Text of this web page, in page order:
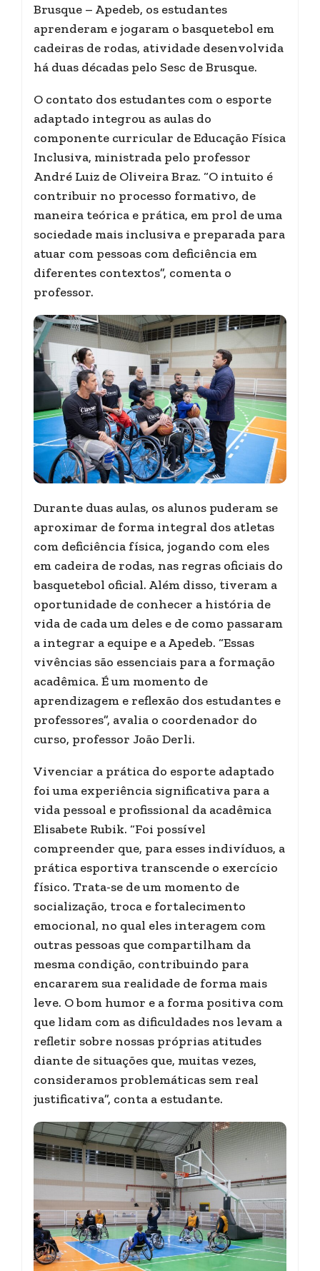
Brusque – Apedeb, os estudantes
aprenderam e jogaram o basquetebol em
cadeiras de rodas, atividade desenvolvida
há duas décadas pelo Sesc de Brusque.
O contato dos estudantes com o esporte
adaptado integrou as aulas do
componente curricular de Educação Física
Inclusiva, ministrada pelo professor
André Luiz de Oliveira Braz. “O intuito é
contribuir no processo formativo, de
maneira teórica e prática, em prol de uma
sociedade mais inclusiva e preparada para
atuar com pessoas com deficiência em
diferentes contextos”, comenta o
professor.
Durante duas aulas, os alunos puderam se
aproximar de forma integral dos atletas
com deficiência física, jogando com eles
em cadeira de rodas, nas regras oficiais do
basquetebol oficial. Além disso, tiveram a
oportunidade de conhecer a história de
vida de cada um deles e de como passaram
a integrar a equipe e a Apedeb. “Essas
vivências são essenciais para a formação
acadêmica. É um momento de
aprendizagem e reflexão dos estudantes e
professores”, avalia o coordenador do
curso, professor João Derli.
Vivenciar a prática do esporte adaptado
foi uma experiência significativa para a
vida pessoal e profissional da acadêmica
Elisabete Rubik. “Foi possível
compreender que, para esses indivíduos, a
prática esportiva transcende o exercício
físico. Trata-se de um momento de
socialização, troca e fortalecimento
emocional, no qual eles interagem com
outras pessoas que compartilham da
mesma condição, contribuindo para
encararem sua realidade de forma mais
leve. O bom humor e a forma positiva com
que lidam com as dificuldades nos levam a
refletir sobre nossas próprias atitudes
diante de situações que, muitas vezes,
consideramos problemáticas sem real
justificativa”, conta a estudante.